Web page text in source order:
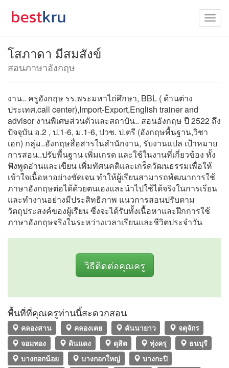
โสภาดา มีสมสังข์
สอนภาษาอังกฤษ
งาน.. ครูอังกฤษ รร.พระมหาไถ่ศึกษา, BBL ( ด้านต่าง
ประเทศ.call center),Import-Export,English trainer and
advisor งานพิเศษส่วนตัวและสถาบัน.. สอนอังกฤษ ปี 2522 ถึง
ปัจจุบัน อ.2 , ป.1-6, ม.1-6, ปวช. ป.ตรี (อังกฤษพื้นฐาน,วิชา
เอก) กลุ่ม..อังกฤษสื่อสารในสำนักงาน, รับงานแปล เป้าหมาย
การสอน..ปรับพื้นฐาน เพิ่มเกรด และใช้ในงานที่เกี่ยวข้อง ทั้ง
ฟังพูดอ่านและเขียน เพิ่มทัศนคติและเกร็ดวัฒนธรรมเพื่อให้
เข้าใจเนื้อหาอย่างชัดเจน ทำให้ผู้เรียนสามารถพ้ฒนาการใช้
ภาษาอังกฤษต่อได้ด้วยตนเองและนำไปใช้ได้จริงในการเรียน
และทำงานอย่างมีประสิทธิภาพ แนวการสอนปรับตาม
วัตถุประสงค์ของผู้เรียน ซี่งจะได้รับทั้งเนื้อหาและฝึกการใช้
ภาษาอังกฤษจริงในระหว่างเวลาเรียนและชีวิตประจำวัน
วิธีติดต่อคุณครู
พื้นที่ที่คุณครูท่านนี้สะดวกสอน
คลองสาน คลองเตย คันนายาว
จตุจักร
จอมทอง
ดินแดง ดุสิต ทุ่งครุ
ธนบุรี
บางกอกน้อย
บางกอกใหญ่
บางกะปิ